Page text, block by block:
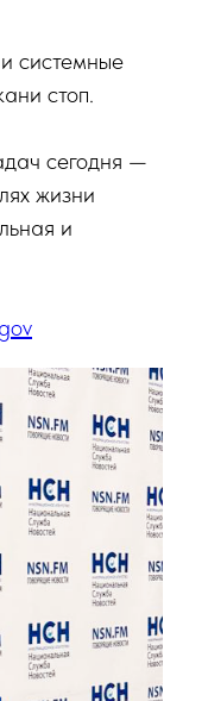
системные
стоп.
сегодня —
жизни
и